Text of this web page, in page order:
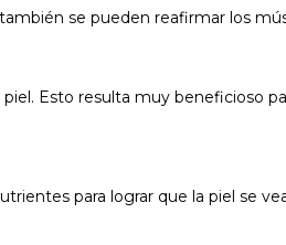
se pueden reafirmar los
Esto resulta muy beneficioso
para lograr que la piel se